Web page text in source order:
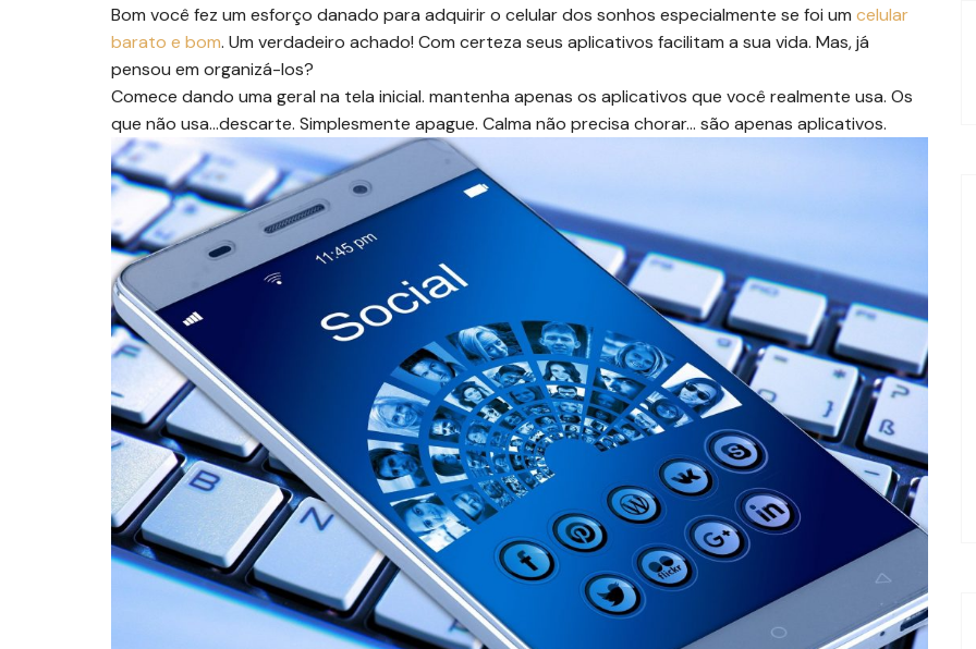
Bom você fez um esforço danado para adquirir o celular dos sonhos especialmente se foi um celular
barato e bom. Um verdadeiro achado! Com certeza seus aplicativos facilitam a sua vida. Mas, já
pensou em organizá-los?
Comece dando uma geral na tela inicial. mantenha apenas os aplicativos que você realmente usa. Os
que não usa…descarte. Simplesmente apague. Calma não precisa chorar… são apenas aplicativos.